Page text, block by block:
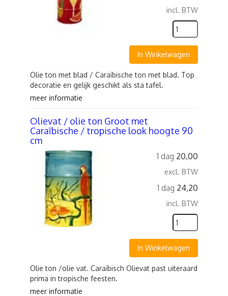
incl. BTW
In Winkelwagen
Olie ton met blad / Caraïbische ton met blad. Top
decoratie en gelijk geschikt als sta tafel.
meer informatie
Olievat / olie ton Groot met
Caraïbische / tropische look hoogte 90
cm
1 dag 20,00
excl. BTW
1 dag 24,20
incl. BTW
In Winkelwagen
Olie ton /olie vat. Caraïbisch Olievat past uiteraard
prima in tropische feesten.
meer informatie